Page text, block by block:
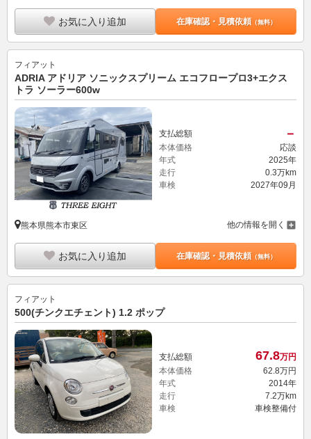
お気に入り追加 在庫確認・見積依頼（無料）
フィアット
ADRIA アドリア ソニックスプリーム エコフロープロ3+エクス
トラ ソーラー600w
支払総額 －
本体価格
応談
年式
2025年
走行
0.3万km
車検
2027年09月
熊本県熊本市東区 他の情報を開く
お気に入り追加 在庫確認・見積依頼（無料）
フィアット
500(チンクエチェント) 1.2 ポップ
支払総額 67.8万円
本体価格
62.8万円
年式
2014年
走行
7.2万km
車検
車検整備付